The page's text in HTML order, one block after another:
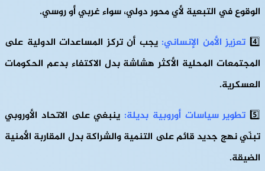
الوقوع في التبعية لأي محور دولي، سواء غربي أو روسي.
4️⃣ تعزيز الأمن الإنساني: يجب أن تركز المساعدات الدولية على
المجتمعات المحلية الأكثر هشاشة بدل الاكتفاء بدعم الحكومات
العسكرية.
5️⃣ تطوير سياسات أوروبية بديلة: ينبغي على الاتحاد الأوروبي
تبنّي نهج جديد قائم على التنمية والشراكة بدل المقاربة الأمنية
الضيقة.